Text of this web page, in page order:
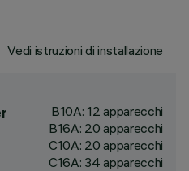
Vedi istruzioni di installazione
B10A: 12 apparecchi
B16A: 20 apparecchi
C10A: 20 apparecchi
C16A: 34 apparecchi